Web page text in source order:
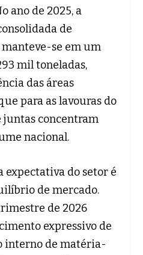
ano de 2025, a
de
manteve-se em um
mil toneladas,
das áreas
para as lavouras do
juntas concentram
nacional.
expectativa do setor é
de mercado.
de 2026
expressivo de
interno de matéria-